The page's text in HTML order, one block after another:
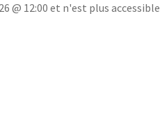
@ 12:00 et n'est plus accessible